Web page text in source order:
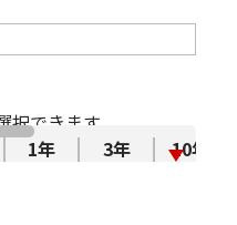
できます。
1年 3年 10年